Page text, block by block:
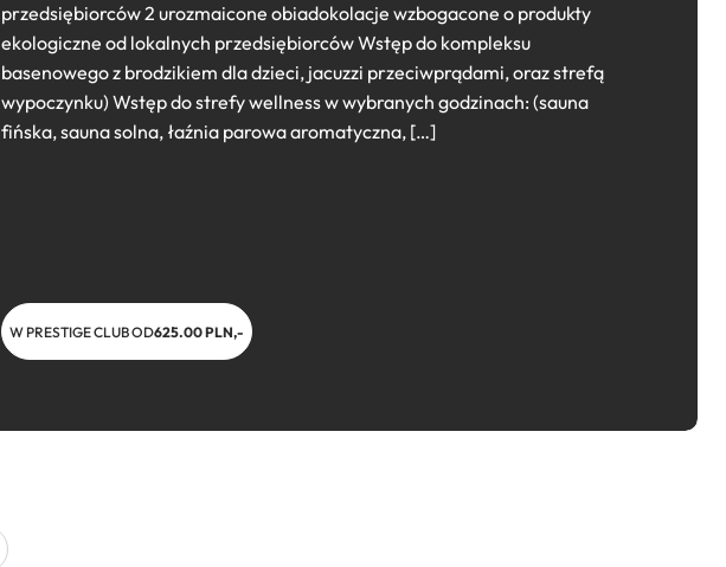
przedsiębiorców 2 urozmaicone obiadokolacje wzbogacone o produkty
ekologiczne od lokalnych przedsiębiorców Wstęp do kompleksu
basenowego z brodzikiem dla dzieci, jacuzzi przeciwprądami, oraz strefą
wypoczynku) Wstęp do strefy wellness w wybranych godzinach: (sauna
fińska, sauna solna, łaźnia parowa aromatyczna, […]
W PRESTIGE CLUB OD625.00 PLN,-